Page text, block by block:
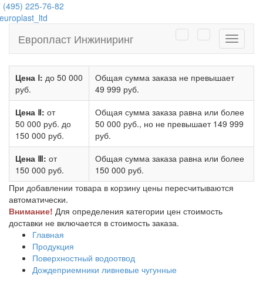
(495) 225-76-82
Европласт Инжиниринг
Цена Ⅰ: до 50 000
руб.
Общая сумма заказа не превышает
49 999 руб.
Цена Ⅱ: от
50 000 руб. до
150 000 руб.
Общая сумма заказа равна или более
50 000 руб., но не превышает 149 999
руб.
Цена Ⅲ: от
150 000 руб.
Общая сумма заказа равна или более
150 000 руб.
При добавлении товара в корзину цены пересчитываются
автоматически.
Внимание! Для определения категории цен стоимость
доставки не включается в стоимость заказа.
Главная
Продукция
Поверхностный водоотвод
Дождеприемники ливневые чугунные